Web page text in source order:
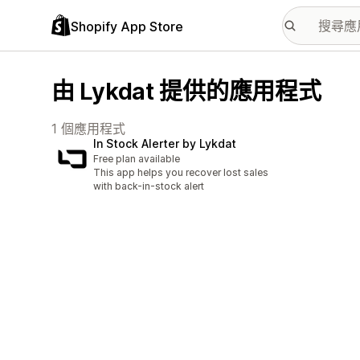
Shopify App Store
由 Lykdat 提供的應用程式
1 個應用程式
In Stock Alerter by Lykdat
Free plan available
This app helps you recover lost sales
with back-in-stock alert